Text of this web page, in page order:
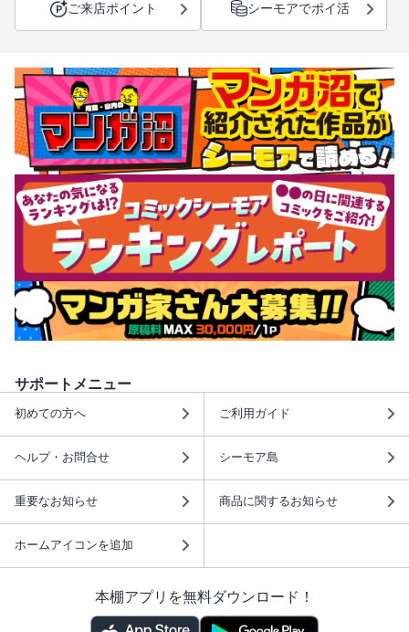
ご来店ポイント シーモアでポイ活
サポートメニュー
初めての方へ ご利用ガイド
ヘルプ・お問合せ シーモア島
重要なお知らせ 商品に関するお知らせ
ホームアイコンを追加
本棚アプリを無料ダウンロード！